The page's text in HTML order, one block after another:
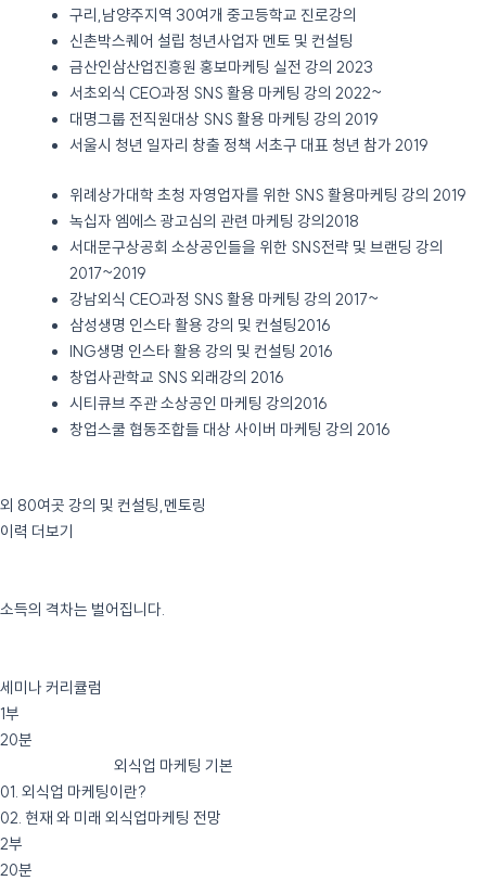
구리,남양주지역 30여개 중고등학교 진로강의
신촌박스퀘어 설립 청년사업자 멘토 및 컨설팅
금산인삼산업진흥원 홍보마케팅 실전 강의 2023
서초외식 CEO과정 SNS 활용 마케팅 강의 2022~
대명그룹 전직원대상 SNS 활용 마케팅 강의 2019
서울시 청년 일자리 창출 정책 서초구 대표 청년 참가 2019
위례상가대학 초청 자영업자를 위한 SNS 활용마케팅 강의 2019
녹십자 엠에스 광고심의 관련 마케팅 강의2018
서대문구상공회 소상공인들을 위한 SNS전략 및 브랜딩 강의
2017~2019
강남외식 CEO과정 SNS 활용 마케팅 강의 2017~
삼성생명 인스타 활용 강의 및 컨설팅2016
ING생명 인스타 활용 강의 및 컨설팅 2016
창업사관학교 SNS 외래강의 2016
시티큐브 주관 소상공인 마케팅 강의2016
창업스쿨 협동조합들 대상 사이버 마케팅 강의 2016
외 80여곳 강의 및 컨설팅,멘토링
이력 더보기
소득의 격차는 벌어집니다.
세미나 커리큘럼
1부
20분
외식업 마케팅 기본
01. 외식업 마케팅이란?
02. 현재 와 미래 외식업마케팅 전망
2부
20분